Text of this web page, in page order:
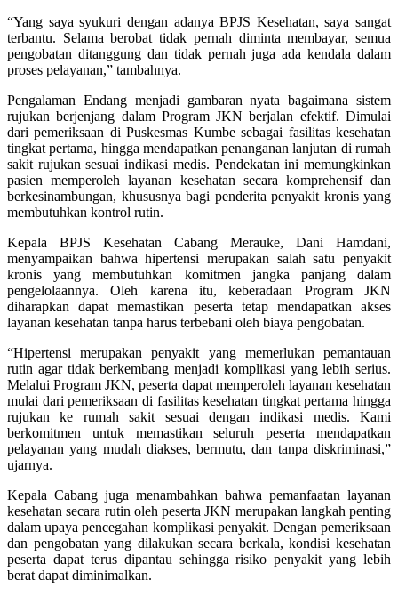
“Yang saya syukuri dengan adanya BPJS Kesehatan, saya sangat
terbantu. Selama berobat tidak pernah diminta membayar, semua
pengobatan ditanggung dan tidak pernah juga ada kendala dalam
proses pelayanan,” tambahnya.
Pengalaman Endang menjadi gambaran nyata bagaimana sistem
rujukan berjenjang dalam Program JKN berjalan efektif. Dimulai
dari pemeriksaan di Puskesmas Kumbe sebagai fasilitas kesehatan
tingkat pertama, hingga mendapatkan penanganan lanjutan di rumah
sakit rujukan sesuai indikasi medis. Pendekatan ini memungkinkan
pasien memperoleh layanan kesehatan secara komprehensif dan
berkesinambungan, khususnya bagi penderita penyakit kronis yang
membutuhkan kontrol rutin.
Kepala BPJS Kesehatan Cabang Merauke, Dani Hamdani,
menyampaikan bahwa hipertensi merupakan salah satu penyakit
kronis yang membutuhkan komitmen jangka panjang dalam
pengelolaannya. Oleh karena itu, keberadaan Program JKN
diharapkan dapat memastikan peserta tetap mendapatkan akses
layanan kesehatan tanpa harus terbebani oleh biaya pengobatan.
“Hipertensi merupakan penyakit yang memerlukan pemantauan
rutin agar tidak berkembang menjadi komplikasi yang lebih serius.
Melalui Program JKN, peserta dapat memperoleh layanan kesehatan
mulai dari pemeriksaan di fasilitas kesehatan tingkat pertama hingga
rujukan ke rumah sakit sesuai dengan indikasi medis. Kami
berkomitmen untuk memastikan seluruh peserta mendapatkan
pelayanan yang mudah diakses, bermutu, dan tanpa diskriminasi,”
ujarnya.
Kepala Cabang juga menambahkan bahwa pemanfaatan layanan
kesehatan secara rutin oleh peserta JKN merupakan langkah penting
dalam upaya pencegahan komplikasi penyakit. Dengan pemeriksaan
dan pengobatan yang dilakukan secara berkala, kondisi kesehatan
peserta dapat terus dipantau sehingga risiko penyakit yang lebih
berat dapat diminimalkan.